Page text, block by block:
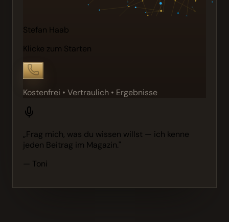
Stefan Haab
Klicke zum Starten
Kostenfrei • Vertraulich • Ergebnisse
„Frag mich, was du wissen willst — ich kenne
jeden Beitrag im Magazin."
— Toni